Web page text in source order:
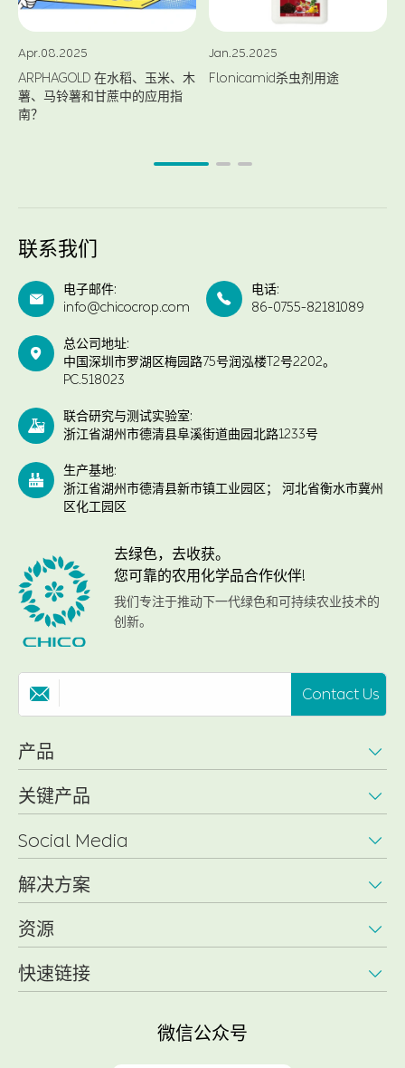
Apr.08.2025
ARPHAGOLD 在水稻、玉米、木
薯、马铃薯和甘蔗中的应用指
南？
Jan.25.2025
Flonicamid杀虫剂用途
联系我们

电子邮件:
info@chicocrop.com

电话:
86-0755-82181089

总公司地址:
中国深圳市罗湖区梅园路75号润泓楼T2号2202。
PC.518023

联合研究与测试实验室:
浙江省湖州市德清县阜溪街道曲园北路1233号

生产基地:
浙江省湖州市德清县新市镇工业园区； 河北省衡水市冀州
区化工园区
去绿色，去收获。
您可靠的农用化学品合作伙伴!
我们专注于推动下一代绿色和可持续农业技术的
创新。
 Contact Us
产品 
关键产品 
Social Media 
解决方案 
资源 
快速链接 
微信公众号